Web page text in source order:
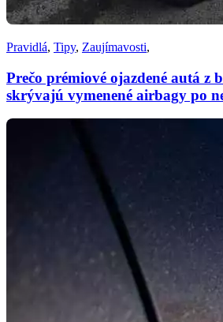
Pravidlá, Tipy, Zaujímavosti,
Prečo prémiové ojazdené autá z
skrývajú vymenené airbagy po